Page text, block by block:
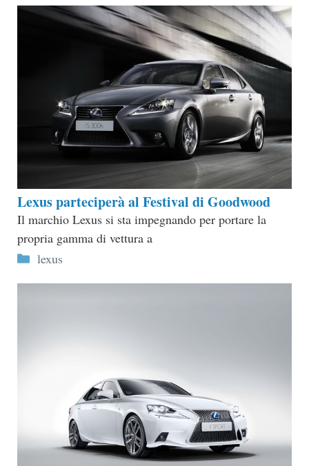
Lexus parteciperà al Festival di Goodwood
Il marchio Lexus si sta impegnando per portare la
propria gamma di vettura a
Categorie
lexus